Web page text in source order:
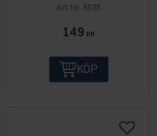
3855
149 KR
KÖP